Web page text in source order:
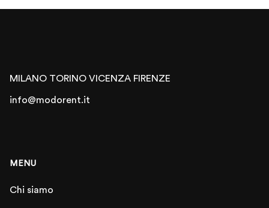
MILANO TORINO VICENZA FIRENZE
info@modorent.it
MENU
Chi siamo